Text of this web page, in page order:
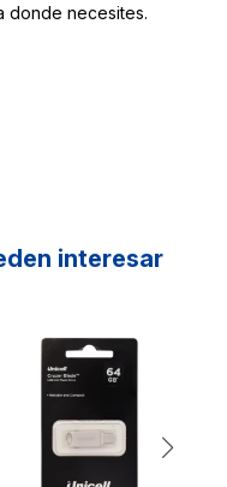
donde necesites.
interesar